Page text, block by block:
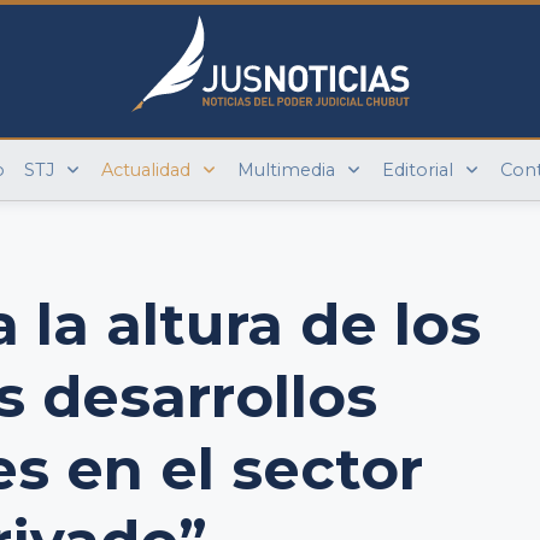
STJ Actualidad Multimedia Editorial
la altura de los
desarrollos
en el sector